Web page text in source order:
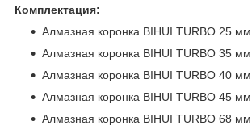
Комплектация:
Алмазная коронка BIHUI TURBO 25
Алмазная коронка BIHUI TURBO 35
Алмазная коронка BIHUI TURBO 40
Алмазная коронка BIHUI TURBO 45
Алмазная коронка BIHUI TURBO 68